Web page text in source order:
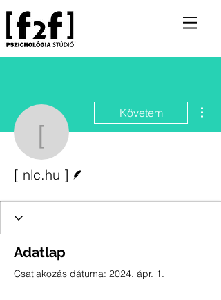
[ nlc.hu ]
Követem
[ nlc.hu ]
Adatlap
Csatlakozás dátuma: 2024. ápr. 1.